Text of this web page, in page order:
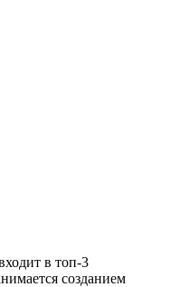
в топ-3
созданием